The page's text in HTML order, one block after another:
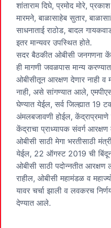
शांताराम दिघे, प्रमोद मोरे,
मारमने, बाळासाहेब सुतार,
साधनाताई राठोड, बादल
इतर मान्यवर उपस्थित होते.
सदर बैठकीत ओबीसी जनगणना
ही मागणी जवळपास मान्य
ओबीसीतून आरक्षण देणार नाही व
नाही, असे सांगण्यात आले,
घेण्यात येईल, सर्व जिल्ह्यात 19
अंमलबजावणी होईल, केंद्राप्रमाणे
केंद्राचा प्राध्यापक संवर्ग
ओबीसी साठी मेगा भरतीसाठी
येईल, 22 ऑगस्ट 2019 ची
ओबीसी साठी पदोन्नतीत
राहील, ओबीसी महामंडळ व
यावर चर्चा झाली व लवकरच
देण्यात आले.